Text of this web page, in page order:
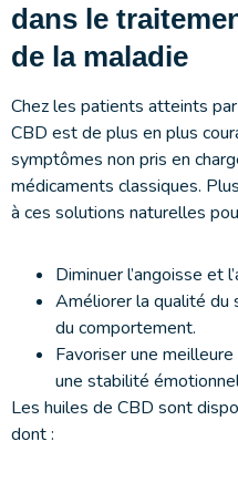
dans le
de la maladie
Chez les patients atteints par
CBD est de plus en plus
symptômes non pris en
médicaments classiques.
à ces solutions naturelles
Diminuer l’angoisse et
Améliorer la qualité du
du comportement.
Favoriser une
une stabilité
Les huiles de CBD sont
dont :